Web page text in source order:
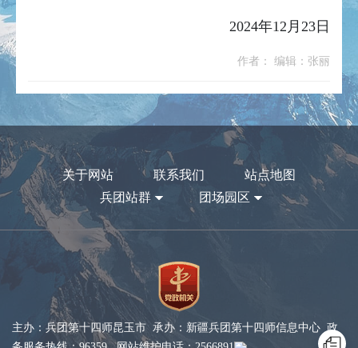
2024年12月23日
作者： 编辑：张丽
关于网站 联系我们
站点地图
兵团站群
团场园区
主办：兵团第十四师昆玉市 承办：新疆兵团第十四师信息中心 政